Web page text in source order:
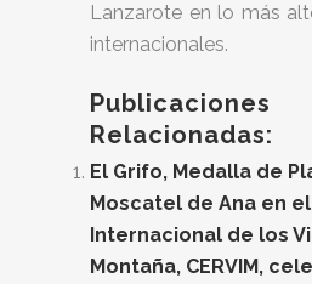
Lanzarote en lo más
internacionales.
Publicaciones
Relacionadas:
El Grifo, Medalla de
Moscatel de Ana en
Internacional de los
Montaña, CERVIM,